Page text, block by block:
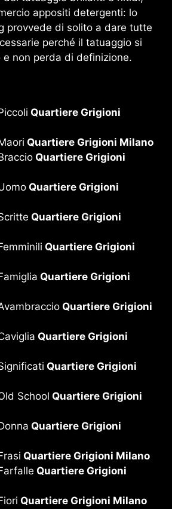
appositi detergenti: lo
provvede di solito a dare tutte
perché il tatuaggio si
e non perda di definizione.
Quartiere Grigioni
Quartiere Grigioni Milano
Quartiere Grigioni
Quartiere Grigioni
Quartiere Grigioni
Quartiere Grigioni
Quartiere Grigioni
Quartiere Grigioni
Quartiere Grigioni
Quartiere Grigioni
School Quartiere Grigioni
Quartiere Grigioni
Quartiere Grigioni Milano
Quartiere Grigioni
Quartiere Grigioni Milano